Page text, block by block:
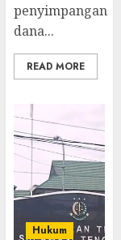
penyimpangan
dana...
READ MORE
Hukum